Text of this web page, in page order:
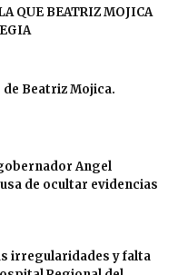
QUE BEATRIZ MOJICA
Beatriz Mojica.
Angel
de ocultar evidencias
irregularidades y falta